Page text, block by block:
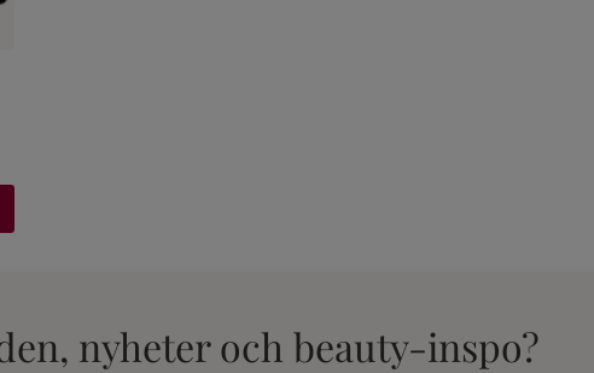
nyheter och beauty-inspo?